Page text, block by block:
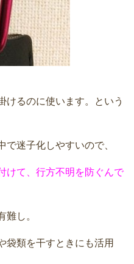
けるのに使います。という
迷子化しやすいので、
けて、行方不明を防ぐんで
難し。
袋類を干すときにも活用